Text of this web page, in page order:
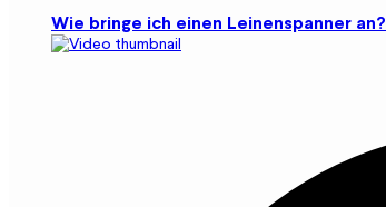
Wie bringe ich einen Leinenspanner an?